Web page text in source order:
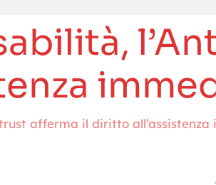
afferma il diritto